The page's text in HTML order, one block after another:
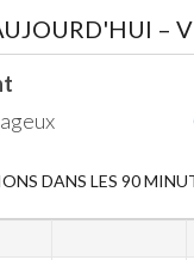
–
DANS LES 90